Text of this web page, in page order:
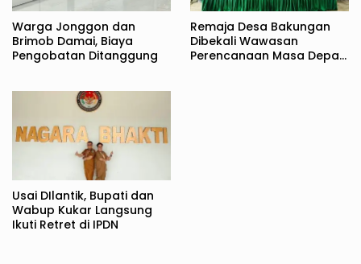
Warga Jonggon dan
Brimob Damai, Biaya
Pengobatan Ditanggung
Remaja Desa Bakungan
Dibekali Wawasan
Perencanaan Masa Depan
Usai DIlantik, Bupati dan
Wabup Kukar Langsung
Ikuti Retret di IPDN